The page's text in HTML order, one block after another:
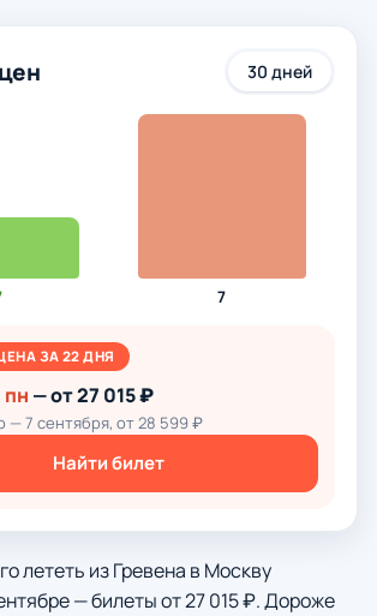
30 дней
7
ЗА 22 ДНЯ
пн — от 27 015 ₽
— 7 сентября, от 28 599 ₽
Найти билет
лететь из Гревена в Москву
— билеты от 27 015 ₽. Дороже